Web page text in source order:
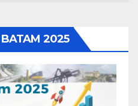
BATAM 2025